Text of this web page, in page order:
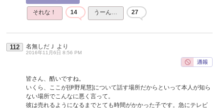
それな！ 14 うーん… 27
112 名無しだＪ より
2016年11月6日 8:56 PM
皆さん、酷いですね。
いくら、ここが[伊野尾慧]について話す場所だからといって本人が知ら
ない場所でこんなに悪く言って。
彼は売れるようになるまでとても時間がかかった子です。急にテレビ